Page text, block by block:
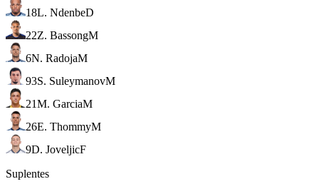
18L. NdenbeD
22Z. BassongM
6N. RadojaM
93S. SuleymanovM
21M. GarciaM
26E. ThommyM
9D. JoveljicF
Suplentes